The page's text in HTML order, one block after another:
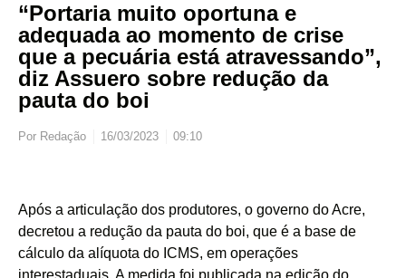
“Portaria muito oportuna e
adequada ao momento de crise
que a pecuária está atravessando”,
diz Assuero sobre redução da
pauta do boi
Por Redação 16/03/2023 09:10
Após a articulação dos produtores, o governo do Acre,
decretou a redução da pauta do boi, que é a base de
cálculo da alíquota do ICMS, em operações
interestaduais. A medida foi publicada na edição do